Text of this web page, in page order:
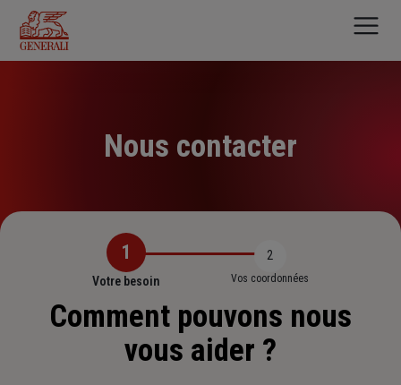
contenu
principal
Nous contacter
1
Votre besoin
2
Vos coordonnées
Comment pouvons nous
vous aider ?